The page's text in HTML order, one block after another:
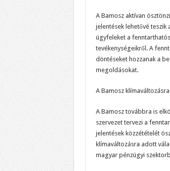
A Bamosz aktívan
jelentések lehetővé teszik
ügyfeleket a
tevékenységeikről. A
döntéseket hozzanak a
megoldásokat.
A Bamosz
A Bamosz továbbra is
szervezet tervezi a
jelentések közzétételét
klímaváltozásra adott
magyar pénzügyi